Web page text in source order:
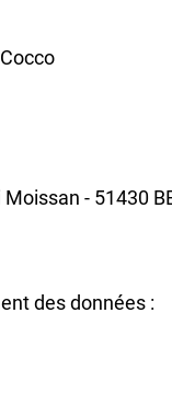
- 51430
des données :